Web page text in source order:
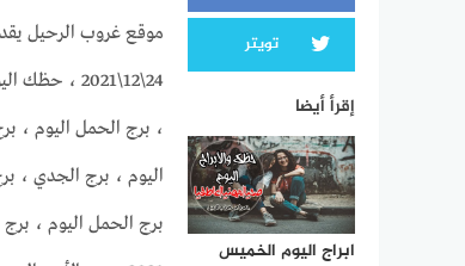
، برج الحمل اليوم ،
اليوم ، برج الجدي ،
تويتر
إقرأ أيضا
ابراج اليوم الخميس